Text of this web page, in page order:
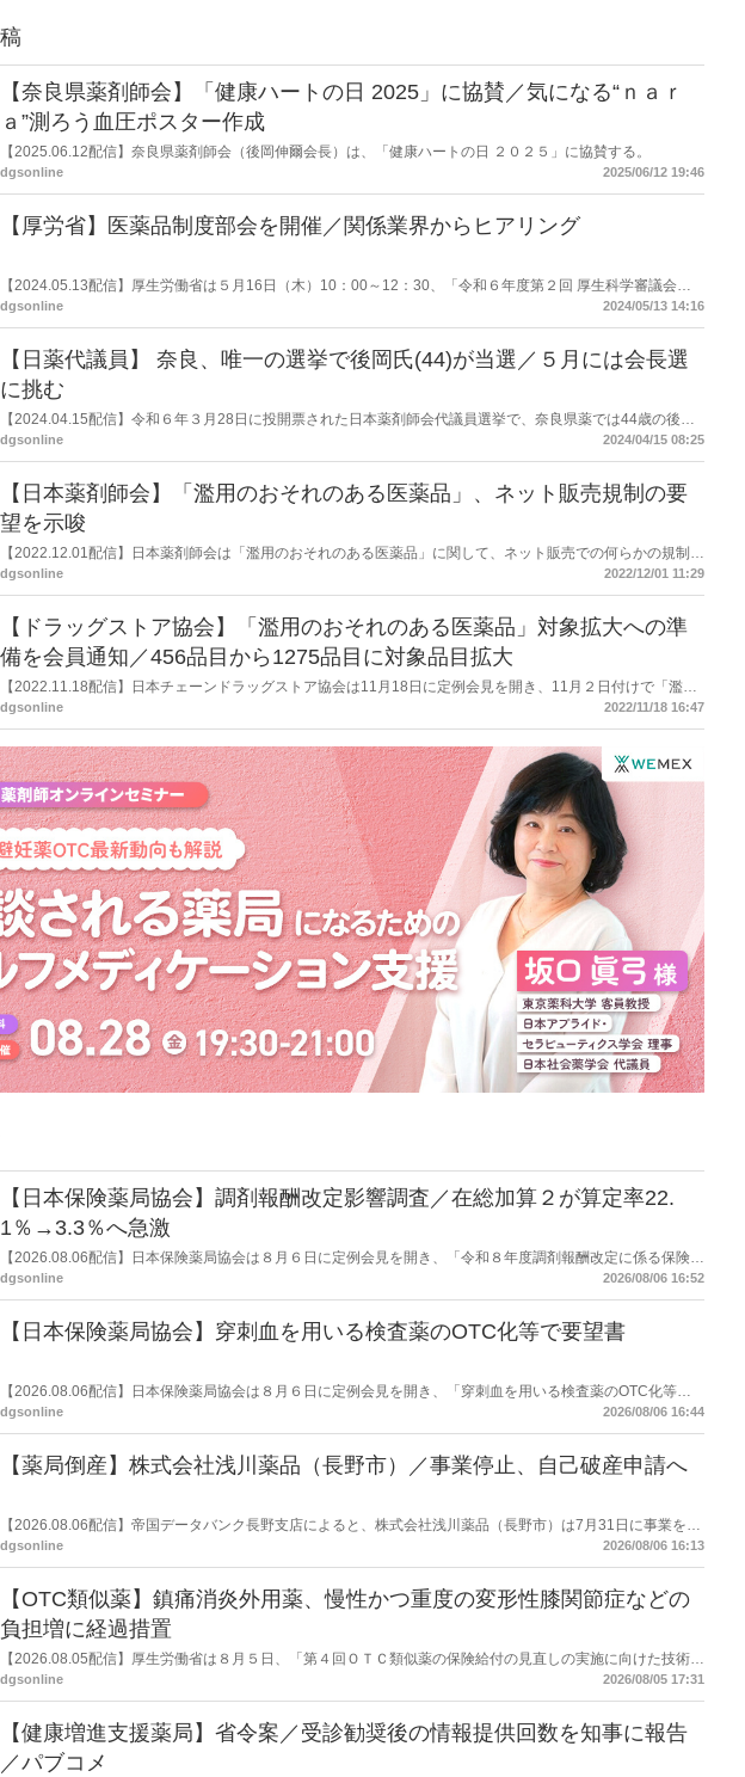
【奈良県薬剤師会】「健康ハートの日 2025」に協賛／気になる“ｎａｒ
ａ”測ろう血圧ポスター作成
【2025.06.12配信】奈良県薬剤師会（後岡伸爾会長）は、「健康ハートの日 ２０２５」に協賛する。
dgsonline 2025/06/12 19:46
【厚労省】医薬品制度部会を開催／関係業界からヒアリング
【2024.05.13配信】厚生労働省は５月16日（木）10：00～12：30、「令和６年度第２回 厚生科学審議会医
薬品医療機器制度部会」を開催する。
dgsonline 2024/05/13 14:16
【日薬代議員】 奈良、唯一の選挙で後岡氏(44)が当選／５月には会長選
に挑む
【2024.04.15配信】令和６年３月28日に投開票された日本薬剤師会代議員選挙で、奈良県薬では44歳の後岡
伸爾氏が当選した。今回の代議員選挙では唯一、選挙を行っての決定となった。
dgsonline 2024/04/15 08:25
【日本薬剤師会】「濫用のおそれのある医薬品」、ネット販売規制の要
望を示唆
【2022.12.01配信】日本薬剤師会は「濫用のおそれのある医薬品」に関して、ネット販売での何らかの規制を
求めることを示唆する発言をした。意図的な濫用において、ネットでの購入は対面と比較して心理的にも物理
の。
dgsonline 2022/12/01 11:29
【ドラッグストア協会】「濫用のおそれのある医薬品」対象拡大への準
備を会員通知／456品目から1275品目に対象品目拡大
【2022.11.18配信】日本チェーンドラッグストア協会は11月18日に定例会見を開き、11月２日付けで「濫用
のおそれのある医薬品」の範囲の拡大について万全の準備を周知する事務連絡を会員企業に発出したことを報
dgsonline 2022/11/18 16:47
【日本保険薬局協会】調剤報酬改定影響調査／在総加算２が算定率22.
1％→3.3％へ急激
【2026.08.06配信】日本保険薬局協会は８月６日に定例会見を開き、「令和８年度調剤報酬改定に係る保険薬
局への影響」の調査結果を公表した。在宅分野では、在宅薬学総合体制加算2の算定率が22.1％から3.3％へ大
dgsonline 2026/08/06 16:52
【日本保険薬局協会】穿刺血を用いる検査薬のOTC化等で要望書
【2026.08.06配信】日本保険薬局協会は８月６日に定例会見を開き、「穿刺血を用いる検査薬のOTC化等に
関する要望書」を厚生労働省 医薬局長宛に提出したことを説明した。
dgsonline 2026/08/06 16:44
【薬局倒産】株式会社浅川薬品（長野市）／事業停止、自己破産申請へ
【2026.08.06配信】帝国データバンク長野支店によると、株式会社浅川薬品（長野市）は7月31日に事業を停
止し、自己破産申請の準備に入った。
dgsonline 2026/08/06 16:13
【OTC類似薬】鎮痛消炎外用薬、慢性かつ重度の変形性膝関節症などの
負担増に経過措置
【2026.08.05配信】厚生労働省は８月５日、「第４回ＯＴＣ類似薬の保険給付の見直しの実施に向けた技術的
検討会」を開催。「中間とりまとめ（案）」を提示し了承した。今後、社会保障審議会医療保険部会等に報告
dgsonline 2026/08/05 17:31
【健康増進支援薬局】省令案／受診勧奨後の情報提供回数を知事に報告
／パブコメ